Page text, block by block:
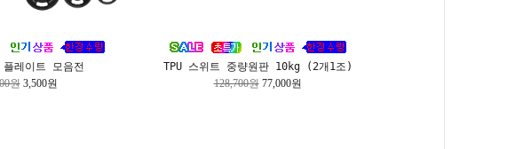
레이트 모음전
원 3,500원
TPU 스위트 중량원판 10kg (2개1조)
128,700원 77,000원